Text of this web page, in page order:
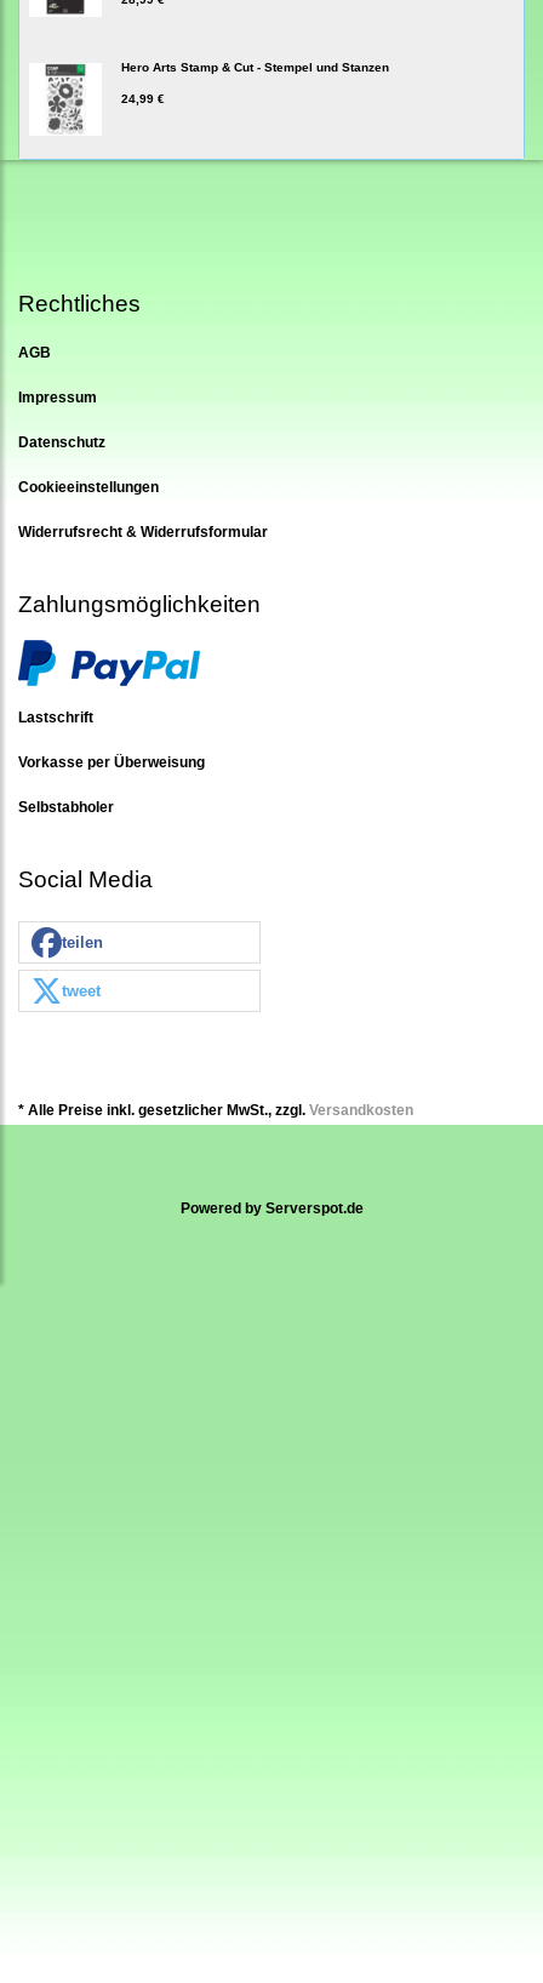
Hero Arts Stamp & Cut - Stempel und Stanzen
24,99 €
Rechtliches
AGB
Impressum
Datenschutz
Cookieeinstellungen
Widerrufsrecht & Widerrufsformular
Zahlungsmöglichkeiten
Lastschrift
Vorkasse per Überweisung
Selbstabholer
Social Media
teilen
tweet
* Alle Preise inkl. gesetzlicher MwSt., zzgl. Versandkosten
Powered by Serverspot.de